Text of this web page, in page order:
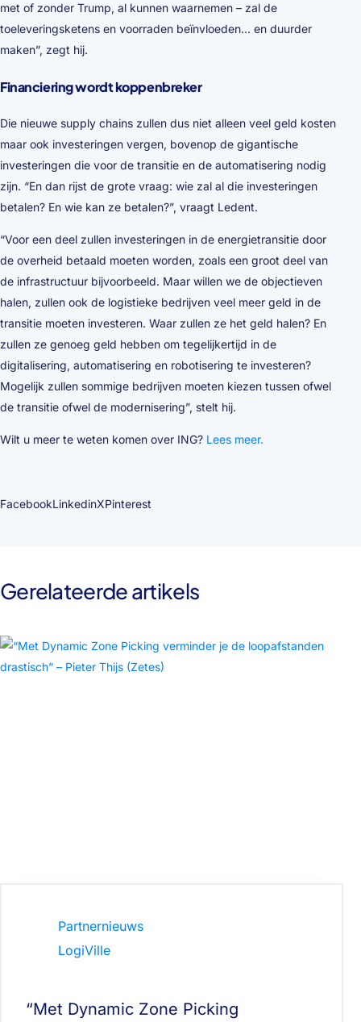
met of zonder Trump, al kunnen waarnemen – zal de
toeleveringsketens en voorraden beïnvloeden… en duurder
maken”, zegt hij.
Financiering wordt koppenbreker
Die nieuwe supply chains zullen dus niet alleen veel geld kosten
maar ook investeringen vergen, bovenop de gigantische
investeringen die voor de transitie en de automatisering nodig
zijn. “En dan rijst de grote vraag: wie zal al die investeringen
betalen? En wie kan ze betalen?”, vraagt Ledent.
“Voor een deel zullen investeringen in de energietransitie door
de overheid betaald moeten worden, zoals een groot deel van
de infrastructuur bijvoorbeeld. Maar willen we de objectieven
halen, zullen ook de logistieke bedrijven veel meer geld in de
transitie moeten investeren. Waar zullen ze het geld halen? En
zullen ze genoeg geld hebben om tegelijkertijd in de
digitalisering, automatisering en robotisering te investeren?
Mogelijk zullen sommige bedrijven moeten kiezen tussen ofwel
de transitie ofwel de modernisering”, stelt hij.
Wilt u meer te weten komen over ING? Lees meer.
FacebookLinkedinXPinterest
Gerelateerde artikels
Partnernieuws
LogiVille
“Met Dynamic Zone Picking